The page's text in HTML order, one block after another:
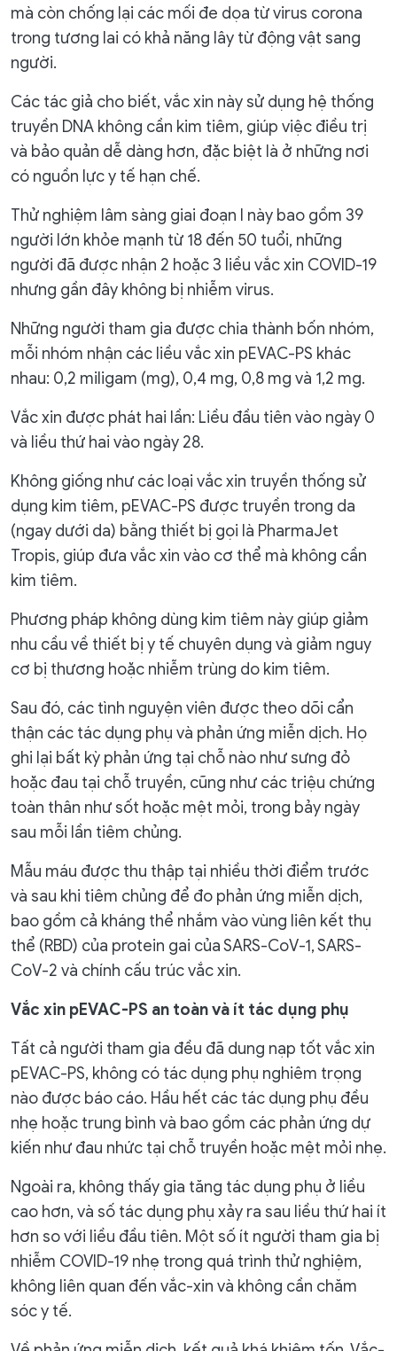
mà còn chống lại các mối đe dọa từ virus corona
trong tương lai có khả năng lây từ động vật sang
người.
Các tác giả cho biết, vắc xin này sử dụng hệ thống
truyền DNA không cần kim tiêm, giúp việc điều trị
và bảo quản dễ dàng hơn, đặc biệt là ở những nơi
có nguồn lực y tế hạn chế.
Thử nghiệm lâm sàng giai đoạn I này bao gồm 39
người lớn khỏe mạnh từ 18 đến 50 tuổi, những
người đã được nhận 2 hoặc 3 liều vắc xin COVID-19
nhưng gần đây không bị nhiễm virus.
Những người tham gia được chia thành bốn nhóm,
mỗi nhóm nhận các liều vắc xin pEVAC-PS khác
nhau: 0,2 miligam (mg), 0,4 mg, 0,8 mg và 1,2 mg.
Vắc xin được phát hai lần: Liều đầu tiên vào ngày 0
và liều thứ hai vào ngày 28.
Không giống như các loại vắc xin truyền thống sử
dụng kim tiêm, pEVAC-PS được truyền trong da
(ngay dưới da) bằng thiết bị gọi là PharmaJet
Tropis, giúp đưa vắc xin vào cơ thể mà không cần
kim tiêm.
Phương pháp không dùng kim tiêm này giúp giảm
nhu cầu về thiết bị y tế chuyên dụng và giảm nguy
cơ bị thương hoặc nhiễm trùng do kim tiêm.
Sau đó, các tình nguyện viên được theo dõi cẩn
thận các tác dụng phụ và phản ứng miễn dịch. Họ
ghi lại bất kỳ phản ứng tại chỗ nào như sưng đỏ
hoặc đau tại chỗ truyền, cũng như các triệu chứng
toàn thân như sốt hoặc mệt mỏi, trong bảy ngày
sau mỗi lần tiêm chủng.
Mẫu máu được thu thập tại nhiều thời điểm trước
và sau khi tiêm chủng để đo phản ứng miễn dịch,
bao gồm cả kháng thể nhắm vào vùng liên kết thụ
thể (RBD) của protein gai của SARS-CoV-1, SARS-
CoV-2 và chính cấu trúc vắc xin.
Vắc xin pEVAC-PS an toàn và ít tác dụng phụ
Tất cả người tham gia đều đã dung nạp tốt vắc xin
pEVAC-PS, không có tác dụng phụ nghiêm trọng
nào được báo cáo. Hầu hết các tác dụng phụ đều
nhẹ hoặc trung bình và bao gồm các phản ứng dự
kiến ​​như đau nhức tại chỗ truyền hoặc mệt mỏi nhẹ.
Ngoài ra, không thấy gia tăng tác dụng phụ ở liều
cao hơn, và số tác dụng phụ xảy ra sau liều thứ hai ít
hơn so với liều đầu tiên. Một số ít người tham gia bị
nhiễm COVID-19 nhẹ trong quá trình thử nghiệm,
không liên quan đến vắc-xin và không cần chăm
sóc y tế.